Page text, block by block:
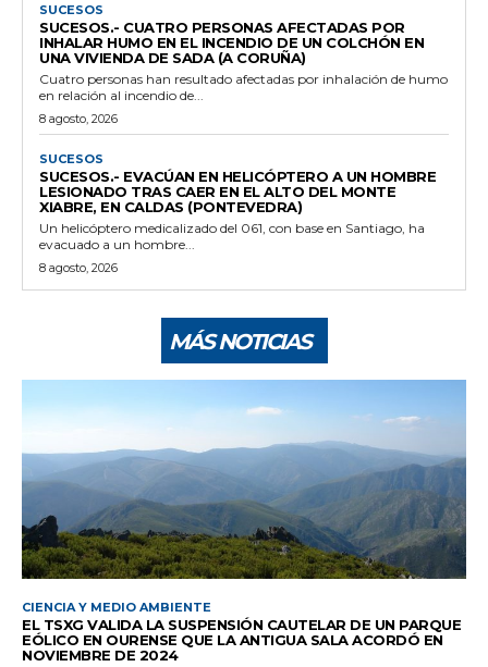
SUCESOS
SUCESOS.- CUATRO PERSONAS AFECTADAS POR
INHALAR HUMO EN EL INCENDIO DE UN COLCHÓN EN
UNA VIVIENDA DE SADA (A CORUÑA)
Cuatro personas han resultado afectadas por inhalación de humo
en relación al incendio de...
8 agosto, 2026
SUCESOS
SUCESOS.- EVACÚAN EN HELICÓPTERO A UN HOMBRE
LESIONADO TRAS CAER EN EL ALTO DEL MONTE
XIABRE, EN CALDAS (PONTEVEDRA)
Un helicóptero medicalizado del 061, con base en Santiago, ha
evacuado a un hombre...
8 agosto, 2026
MÁS NOTICIAS
CIENCIA Y MEDIO AMBIENTE
EL TSXG VALIDA LA SUSPENSIÓN CAUTELAR DE UN PARQUE
EÓLICO EN OURENSE QUE LA ANTIGUA SALA ACORDÓ EN
NOVIEMBRE DE 2024